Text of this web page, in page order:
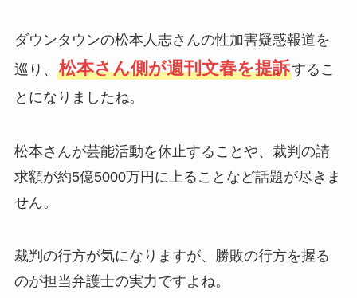
ダウンタウンの松本人志さんの性加害疑惑報道を
巡り、 松本さん側が週刊文春を提訴するこ
とになりましたね。
松本さんが芸能活動を休止することや、裁判の請
求額が約5億5000万円に上ることなど話題が尽きま
せん。
裁判の行方が気になりますが、勝敗の行方を握る
のが担当弁護士の実力ですよね。